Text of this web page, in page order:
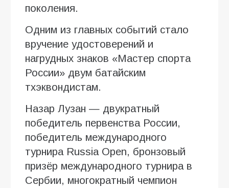
поколения.
Одним из главных событий стало
вручение удостоверений и
нагрудных знаков «Мастер спорта
России» двум батайским
тхэквондистам.
Назар Лузан — двукратный
победитель первенства России,
победитель международного
турнира Russia Open, бронзовый
призёр международного турнира в
Сербии, многократный чемпион